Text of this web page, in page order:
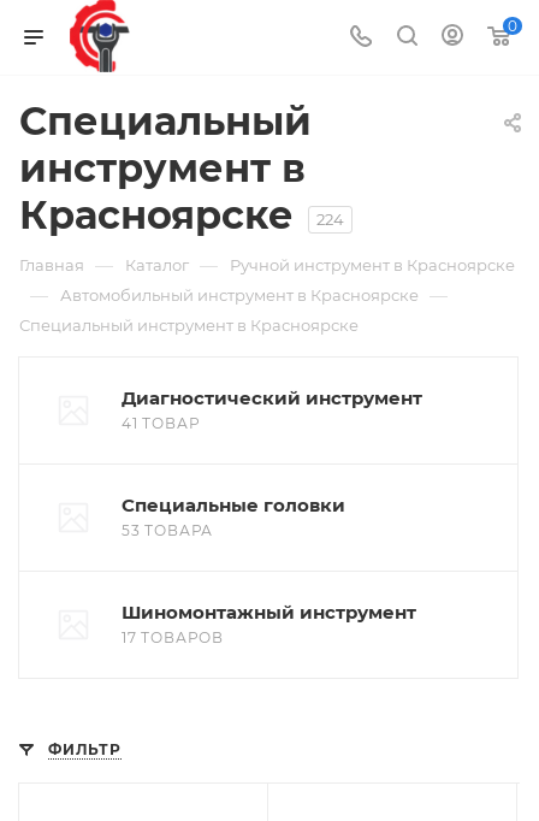
0
Специальный
инструмент в
Красноярске
224
Главная — Каталог — Ручной инструмент в Красноярске
— Автомобильный инструмент в Красноярске —
Специальный инструмент в Красноярске
Диагностический инструмент
41 ТОВАР
Специальные головки
53 ТОВАРА
Шиномонтажный инструмент
17 ТОВАРОВ
ФИЛЬТР